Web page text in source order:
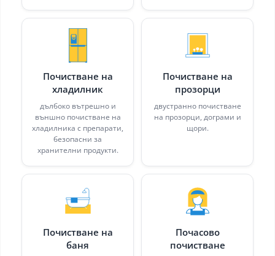
Почистване на
хладилник
дълбоко вътрешно и
външно почистване на
хладилника с препарати,
безопасни за
хранителни продукти.
Почистване на
прозорци
двустранно почистване
на прозорци, дограми и
щори.
Почистване на
баня
Почасово
почистване